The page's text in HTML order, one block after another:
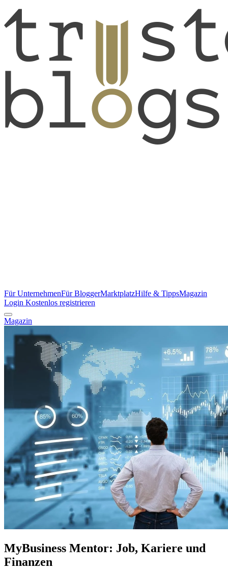
Für UnternehmenFür BloggerMarktplatzHilfe & TippsMagazin
Login Kostenlos registrieren
Magazin
MyBusiness Mentor: Job, Kariere und
Finanzen